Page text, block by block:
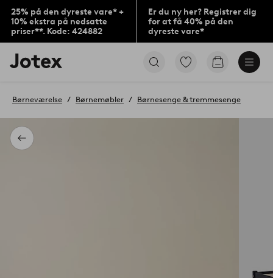
25% på den dyreste vare* +
10% ekstra på nedsatte
priser**. Kode: 424882
Er du ny her? Registrer dig
for at få 40% på den
dyreste vare*
Jotex
logo
til
Gå
produkter
Gå
Tilbage
Børneværelse Børnemøbler Børnesenge & tremmesenge